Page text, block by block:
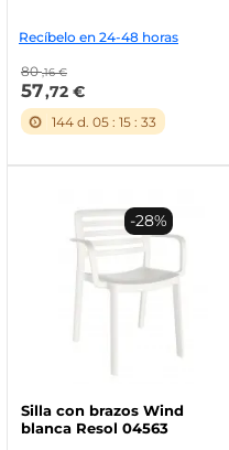
Recíbelo en 24-48 horas
80 ,16 €
57,72 €
144 d. 05 :15 :32
Silla con brazos Wind
blanca Resol 04563
-28%